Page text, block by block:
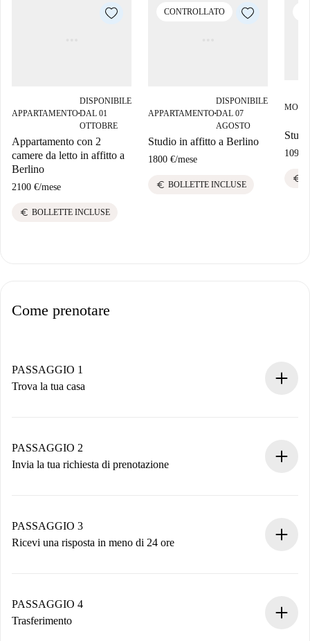
APPARTAMENTO■
DISPONIBILE
DAL 01
OTTOBRE
Appartamento con 2
camere da letto in affitto a
Berlino
2100 €/mese
euro BOLLETTE INCLUSE
CONTROLLATO
APPARTAMENTO■
DISPONIBILE
DAL 07
AGOSTO
Studio in affitto a Berlino
1800 €/mese
euro BOLLETTE INCLUSE
1090
euro
Come prenotare
PASSAGGIO 1
Trova la tua casa
Hai tutte le informazioni necessarie in anticipo.
PASSAGGIO 2
Invia la tua richiesta di prenotazione
non accetta.
PASSAGGIO 3
Ricevi una risposta in meno di 24 ore
contatto con il proprietario.
Se rifiutata: non ti addebiteremo nulla e ti proporremo
PASSAGGIO 4
Trasferimento